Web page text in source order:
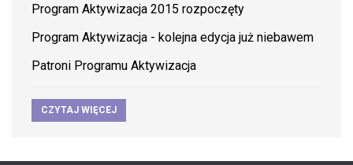
Program Aktywizacja 2015 rozpoczęty
Program Aktywizacja - kolejna edycja już niebawem
Patroni Programu Aktywizacja
CZYTAJ WIĘCEJ